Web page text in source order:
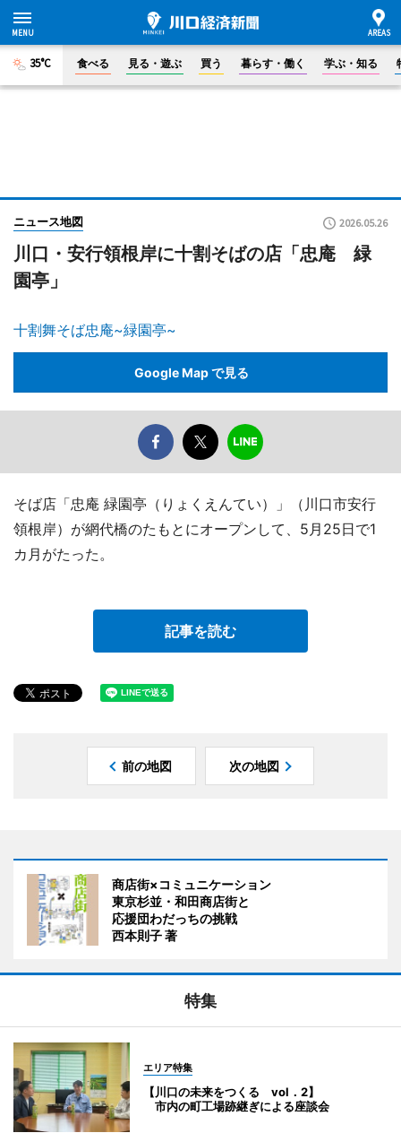
35°C 食べる 見る・遊ぶ 買う 暮らす・働く 学ぶ・知る
ニュース地図 2026.05.26
川口・安行領根岸に十割そばの店「忠庵 緑
園亭」
十割舞そば忠庵~緑園亭~
Google Map で見る
そば店「忠庵 緑園亭（りょくえんてい）」（川口市安行
領根岸）が網代橋のたもとにオープンして、5月25日で1
カ月がたった。
記事を読む
前の地図 次の地図
商店街×コミュニケーション
東京杉並・和田商店街と
応援団わだっちの挑戦
西本則子 著
特集
エリア特集
【川口の未来をつくる vol．2】
市内の町工場跡継ぎによる座談会